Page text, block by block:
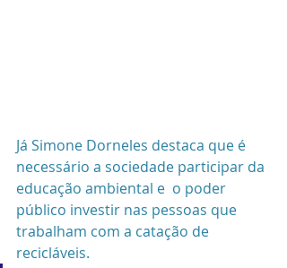
Já Simone Dorneles destaca que é
necessário a sociedade participar da
educação ambiental e  o poder
público investir nas pessoas que
trabalham com a catação de
recicláveis.